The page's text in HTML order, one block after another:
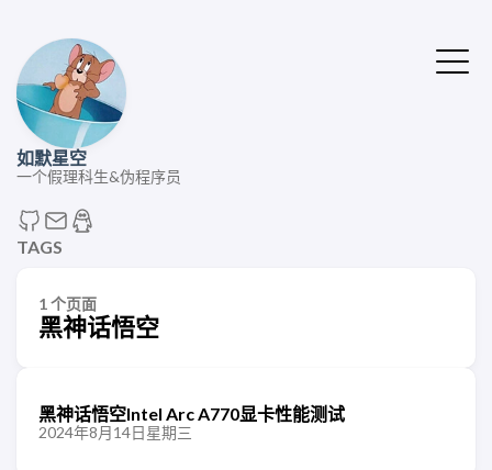
如默星空
一个假理科生&伪程序员
TAGS
1 个页面
黑神话悟空
黑神话悟空Intel Arc A770显卡性能测试
2024年8月14日星期三